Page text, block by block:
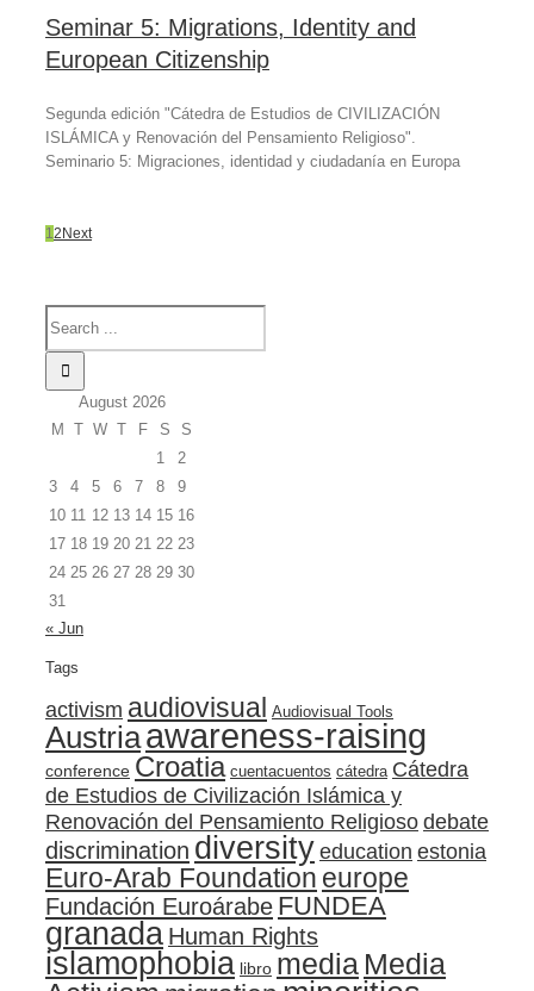
Seminar 5: Migrations, Identity and
European Citizenship
Segunda edición "Cátedra de Estudios de CIVILIZACIÓN
ISLÁMICA y Renovación del Pensamiento Religioso".
Seminario 5: Migraciones, identidad y ciudadanía en Europa
1 2Next
August 2026
M
T W T F S
S
1
2
3
4 5 6 7 8
9
10 11 12 13 14 15 16
17 18 19 20 21 22 23
24 25 26 27 28 29 30
31
« Jun
Tags
activism audiovisual Audiovisual Tools
Austriaawareness-raising
conference Croatia cuentacuentos cátedra Cátedra
de Estudios de Civilización Islámica y
Renovación del Pensamiento Religiosodebate
discrimination diversityeducation estonia
Euro-Arab Foundation europe
Fundación Euroárabe FUNDEA
granada Human Rights
islamophobia libro media Media